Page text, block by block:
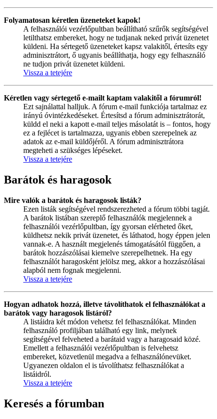
Folyamatosan kéretlen üzeneteket kapok!
A felhasználói vezérlőpultban beállítható szűrők segítségével
letilthatsz embereket, hogy ne tudjanak neked privát üzenetet
küldeni. Ha sértegető üzeneteket kapsz valakitől, értesíts egy
adminisztrátort, ő ugyanis beállíthatja, hogy egy felhasználó
ne tudjon privát üzenetet küldeni.
Vissza a tetejére
Kéretlen vagy sértegető e-mailt kaptam valakitől a fórumról!
Ezt sajnálattal halljuk. A fórum e-mail funkciója tartalmaz ez
irányú óvintézkedéseket. Értesítsd a fórum adminisztrátorát,
küldd el neki a kapott e-mail teljes másolatát is – fontos, hogy
ez a fejlécet is tartalmazza, ugyanis ebben szerepelnek az
adatok az e-mail küldőjéről. A fórum adminisztrátora
megteheti a szükséges lépéseket.
Vissza a tetejére
Barátok és haragosok
Mire valók a barátok és haragosok listák?
Ezen listák segítségével rendszerezheted a fórum többi tagját.
A barátok listában szereplő felhasználók megjelennek a
felhasználói vezérlőpultban, így gyorsan elérheted őket,
küldhetsz nekik privát üzenetet, és láthatod, hogy éppen jelen
vannak-e. A használt megjelenés támogatásától függően, a
barátok hozzászólásai kiemelve szerepelhetnek. Ha egy
felhasználót haragosként jelölsz meg, akkor a hozzászólásai
alapból nem fognak megjelenni.
Vissza a tetejére
Hogyan adhatok hozzá, illetve távolíthatok el felhasználókat a
barátok vagy haragosok listáról?
A listáidra két módon vehetsz fel felhasználókat. Minden
felhasználó profiljában található egy link, melynek
segítségével felveheted a barátaid vagy a haragosaid közé.
Emellett a felhasználói vezérlőpultban is felvehetsz
embereket, közvetlenül megadva a felhasználónevüket.
Ugyanezen oldalon el is távolíthatsz felhasználókat a
listáidról.
Vissza a tetejére
Keresés a fórumban